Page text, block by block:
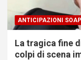
ANTICIPAZIONI
La tragica fine
colpi di scena